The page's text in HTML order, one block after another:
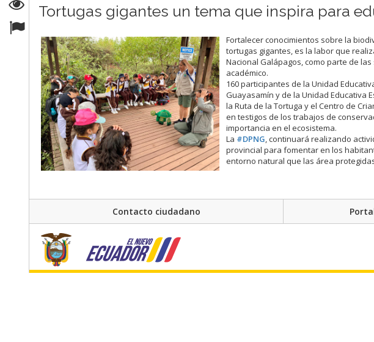
Tortugas gigantes un tema que inspira para
Fortalecer conocimientos sobre la
tortugas gigantes, es la labor que
Nacional Galápagos, como parte de
académico.
160 participantes de la Unidad
Guayasamín y de la Unidad Educativa
la Ruta de la Tortuga y el Centro de
en testigos de los trabajos de
importancia en el ecosistema.
La #DPNG, continuará realizando
provincial para fomentar en los
entorno natural que las área
Contacto ciudadano